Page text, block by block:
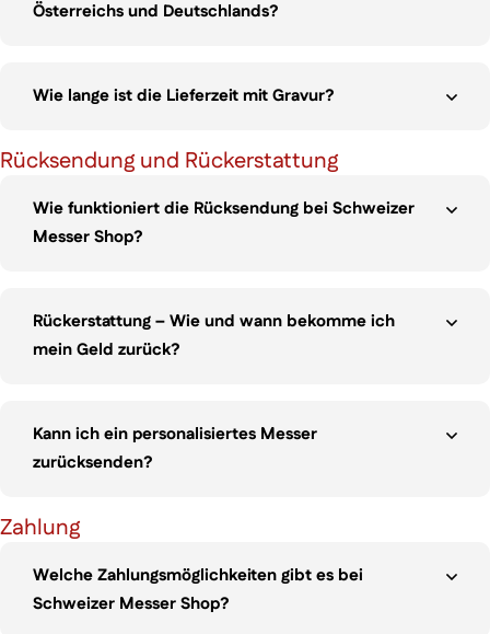
Österreichs und Deutschlands?
Wie lange ist die Lieferzeit mit Gravur?
Rücksendung und Rückerstattung
Wie funktioniert die Rücksendung bei Schweizer
Messer Shop?
Rückerstattung – Wie und wann bekomme ich
mein Geld zurück?
Kann ich ein personalisiertes Messer
zurücksenden?
Zahlung
Welche Zahlungsmöglichkeiten gibt es bei
Schweizer Messer Shop?